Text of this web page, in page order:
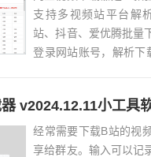
支持多视频站平台解
站、抖音、爱优腾批量
登录网站账号，解析下
月更新 v4.0 版本 【增
v2024.12.11小工具
经常需要下载B站的视
享给群友。输入可以记